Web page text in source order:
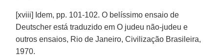
[xviii] Idem, pp. 101-102. O belíssimo ensaio de
Deutscher está traduzido em O judeu não-judeu e
outros ensaios, Rio de Janeiro, Civilização Brasileira,
1970.